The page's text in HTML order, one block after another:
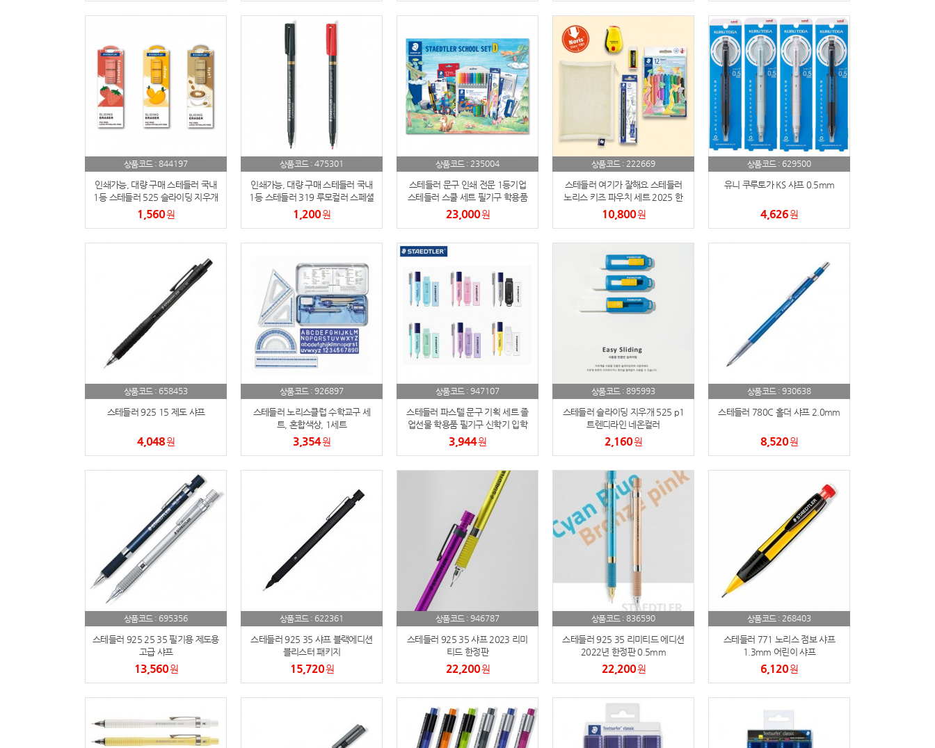
AP-100052
AP-100150
AP-100106
AP-100062
3
4 수건
5 볼펜
6 양심판촉
7 여행
9 파우치
10 AP-100125
11 usb
13 송월타올
쿠션
17 AP-100050
18 노트
스테들러
구급
상품코드 : 844197
인쇄가능, 대량 구매 스테들러 국내
1등 스테들러 525 슬라이딩 지우개
2025 카페 에디션 한정판
1,560원
상품코드 : 475301
인쇄가능, 대량 구매 스테들러 국내
1등 스테들러 319 루모컬러 스페셜
다용도 유성펜
1,200원
상품코드 : 235004
스테들러 문구 인쇄 전문 1등기업
스테들러 스쿨 세트 필기구 학용품
어린이 청소년 입학 생일 선물 문구
세트
23,000원
상품코드 : 222669
스테들러 여기가 잘해요 스테들러
노리스 키즈 파우치 세트 2025 한
정판
10,800원
상품코드 : 629500
유니 쿠루토가 KS 샤프 0.5mm
4,626원
상품코드 : 658453
스테들러 925 15 제도 샤프
4,048원
상품코드 : 926897
스테들러 노리스클럽 수학교구 세
트, 혼합색상, 1세트
3,354원
상품코드 : 947107
스테들러 파스텔 문구 기획 세트 졸
업선물 학용품 필기구 신학기 입학
선물 문구세트(파스텔4종문구)
3,944원
상품코드 : 895993
스테들러 슬라이딩 지우개 525 p1
트렌디라인 네온컬러
2,160원
상품코드 : 930638
스테들러 780C 홀더 샤프 2.0mm
8,520원
상품코드 : 695356
스테들러 925 25 35 필기용 제도용
고급 샤프
13,560원
상품코드 : 622361
스테들러 925 35 샤프 블랙에디션
블리스터 패키지
15,720원
상품코드 : 946787
스테들러 925 35 샤프 2023 리미
티드 한정판
22,200원
상품코드 : 836590
스테들러 925 35 리미티드 에디션
2022년 한정판 0.5mm
22,200원
상품코드 : 268403
스테들러 771 노리스 점보 샤프
1.3mm 어린이 샤프
6,120원